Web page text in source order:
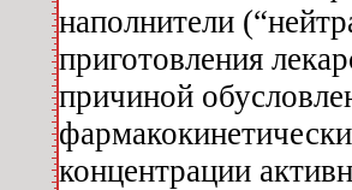
наполнители
приготовления
причиной
концентрации